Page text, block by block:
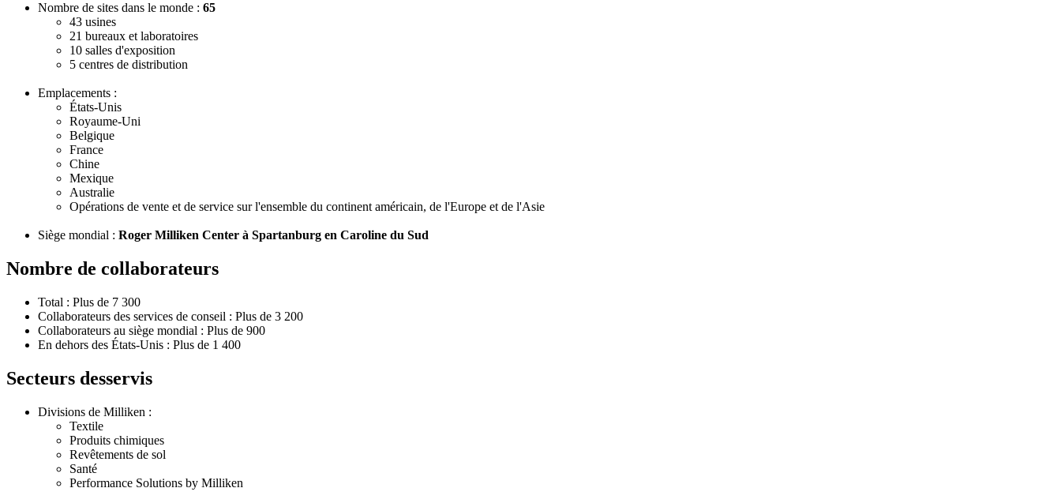
Nombre de sites dans le monde : 65
43 usines
21 bureaux et laboratoires
10 salles d'exposition
5 centres de distribution
Emplacements :
États-Unis
Royaume-Uni
Belgique
France
Chine
Mexique
Australie
Opérations de vente et de service sur l'ensemble du continent américain, de l'Europe et de l'Asie
Siège mondial : Roger Milliken Center à Spartanburg en Caroline du Sud
Nombre de collaborateurs
Total : Plus de 7 300
Collaborateurs des services de conseil : Plus de 3 200
Collaborateurs au siège mondial : Plus de 900
En dehors des États-Unis : Plus de 1 400
Secteurs desservis
Divisions de Milliken :
Textile
Produits chimiques
Revêtements de sol
Santé
Performance Solutions by Milliken